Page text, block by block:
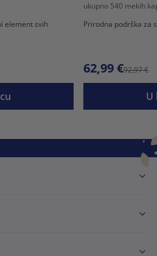
element svih
ukupno 540 mekih
Prirodna podrška za
62,99 €92,97 €
U